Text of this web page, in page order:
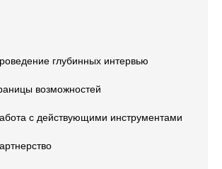
глубинных интервью
возможностей
с действующими инструментами